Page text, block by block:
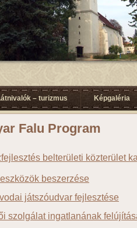
– turizmus Képgaléria
Falu Program
belterületi közterület
beszerzése
játszóudvar fejlesztése
szolgálat ingatlanának